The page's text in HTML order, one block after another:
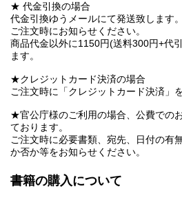
★ 代金引換の場合
代金引換ゆうメールにて発送致します。
ご注文時にお知らせください。
商品代金以外に1150円(送料300円+代
ます。
★クレジットカード決済の場合
ご注文時に「クレジットカード決済」
★官公庁様のご利用の場合、公費での
ております。
ご注文時に必要書類、宛先、日付の有
か否か等をお知らせください。
書籍の購入について